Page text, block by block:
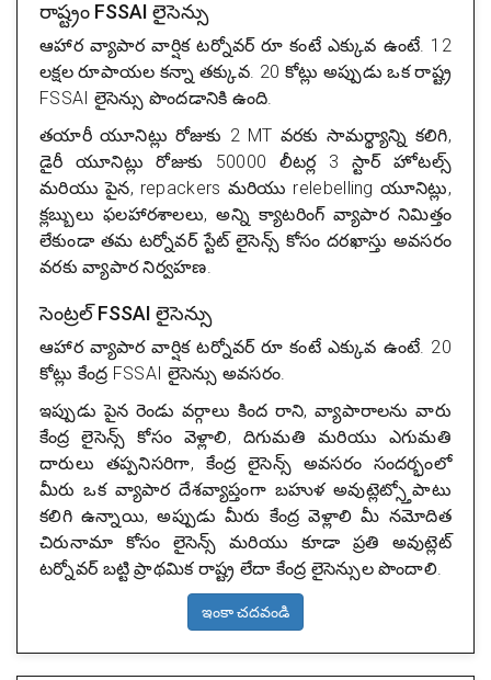
రాష్ట్రం FSSAI లైసెన్సు
ఆహార వ్యాపార వార్షిక టర్నోవర్ రూ కంటే ఎక్కువ ఉంటే. 12
లక్షల రూపాయల కన్నా తక్కువ. 20 కోట్లు అప్పుడు ఒక రాష్ట్ర
FSSAI లైసెన్సు పొందడానికి ఉంది.
తయారీ యూనిట్లు రోజుకు 2 MT వరకు సామర్థ్యాన్ని కలిగి,
డైరీ యూనిట్లు రోజుకు 50000 లీటర్ల 3 స్టార్ హోటల్స్
మరియు పైన, repackers మరియు relebelling యూనిట్లు,
క్లబ్బులు ఫలహారశాలలు, అన్ని క్యాటరింగ్ వ్యాపార నిమిత్తం
లేకుండా తమ టర్నోవర్ స్టేట్ లైసెన్స్ కోసం దరఖాస్తు అవసరం
వరకు వ్యాపార నిర్వహణ.
సెంట్రల్ FSSAI లైసెన్సు
ఆహార వ్యాపార వార్షిక టర్నోవర్ రూ కంటే ఎక్కువ ఉంటే. 20
కోట్లు కేంద్ర FSSAI లైసెన్సు అవసరం.
ఇప్పుడు పైన రెండు వర్గాలు కింద రాని, వ్యాపారాలను వారు
కేంద్ర లైసెన్స్ కోసం వెళ్లాలి, దిగుమతి మరియు ఎగుమతి
దారులు తప్పనిసరిగా, కేంద్ర లైసెన్స్ అవసరం సందర్భంలో
మీరు ఒక వ్యాపార దేశవ్యాప్తంగా బహుళ అవుట్లెట్స్తోపాటు
కలిగి ఉన్నాయి, అప్పుడు మీరు కేంద్ర వెళ్లాలి మీ నమోదిత
చిరునామా కోసం లైసెన్స్ మరియు కూడా ప్రతి అవుట్లెట్
టర్నోవర్ బట్టి ప్రాథమిక రాష్ట్ర లేదా కేంద్ర లైసెన్సుల పొందాలి.
ఇంకా చదవండి